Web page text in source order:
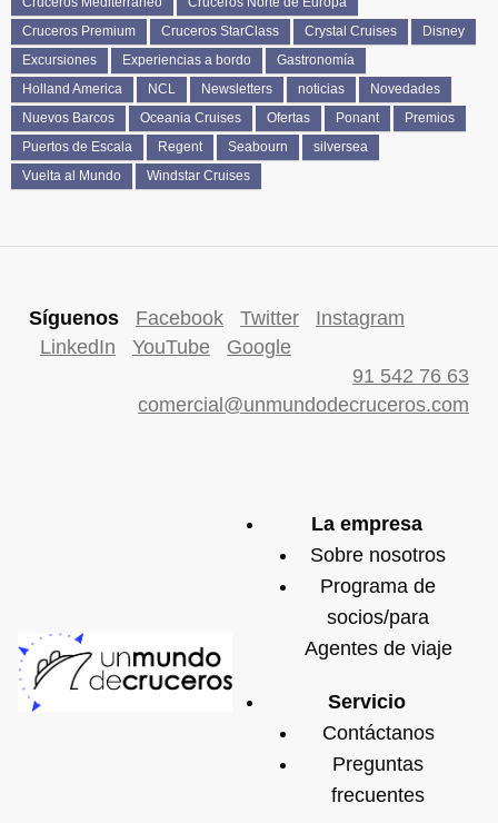
Cruceros Premium
Cruceros StarClass Crystal Cruises
Disney
Excursiones
Experiencias a bordo
Gastronomía
Holland America
NCL Newsletters noticias
Novedades
Nuevos Barcos
Oceania Cruises Ofertas Ponant
Premios
Puertos de Escala
Regent Seabourn
silversea
Vuelta al Mundo
Windstar Cruises
Síguenos Facebook Twitter
Instagram
LinkedIn
YouTube
Google
91 542 76 63
comercial@unmundodecruceros.com
La empresa
Sobre nosotros
Programa de
socios/para
Agentes de viaje
Servicio
Contáctanos
Preguntas
frecuentes